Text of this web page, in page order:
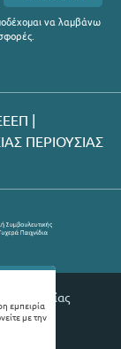
εμπειρία
με την
να λαμβάνω
|
ΠΕΡΙΟΥΣΙΑΣ
εργασίας